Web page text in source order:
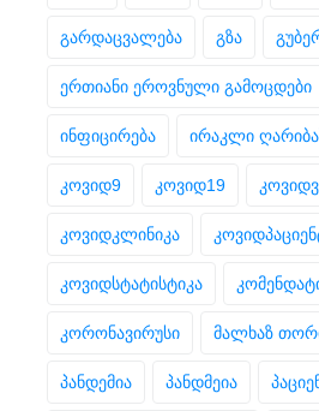
გარდაცვალება გზა
ერთიანი ეროვნული გამოცდები
ინფიცირება ირაკლი
კოვიდ9 კოვიდ19
კოვიდკლინიკა
კოვიდსტატისტიკა
კორონავირუსი მალხაზ
პანდემია პანდმეია